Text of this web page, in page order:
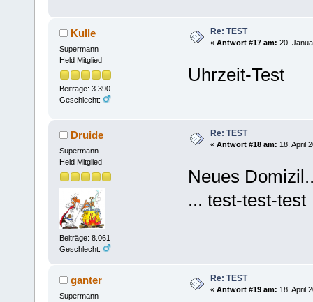
Kulle
Supermann
Held Mitglied
Beiträge: 3.390
Geschlecht:
Re: TEST
« Antwort #17 am: 20.
Uhrzeit-Test
Druide
Supermann
Held Mitglied
Beiträge: 8.061
Geschlecht:
Re: TEST
« Antwort #18 am: 18. April
Neues
... test-test-test
ganter
Supermann
Re: TEST
« Antwort #19 am: 18. April